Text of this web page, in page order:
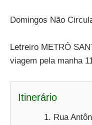
Domingos Não
Letreiro METRÔ
viagem pela manha
Itinerário
Rua